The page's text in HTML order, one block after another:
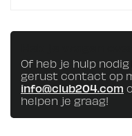
Of heb je hulp
gerust contact op
info@club204.com
helpen je graag!